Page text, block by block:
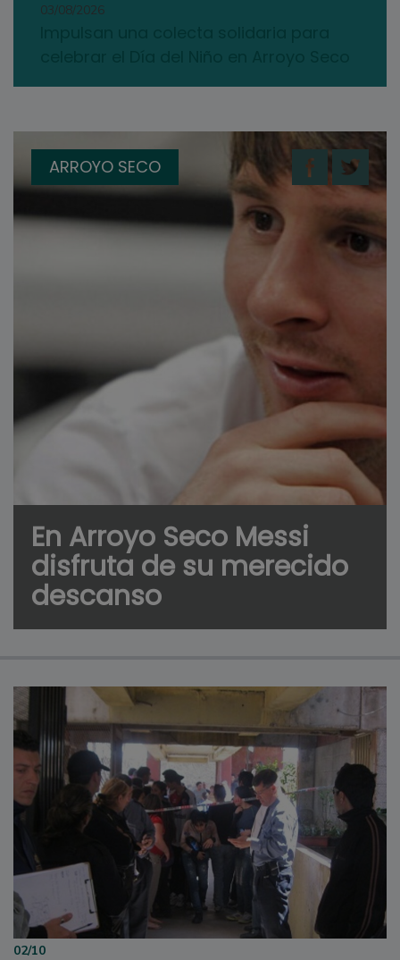
03/08/2026
ARROYO SECO
En Arroyo Seco Messi
disfruta de su merecido
descanso
02/10